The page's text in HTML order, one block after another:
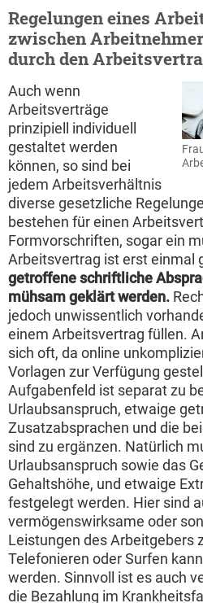
Regelungen eines
zwischen
durch den
Auch wenn
Arbeitsverträge
prinzipiell individuell
gestaltet werden
können, so sind bei
jedem Arbeitsverhältnis
diverse gesetzliche
bestehen für einen
Formvorschriften, sogar ein
Arbeitsvertrag ist erst einmal
getroffene schriftliche
mühsam geklärt werden.
jedoch unwissentlich
einem Arbeitsvertrag füllen.
sich oft, da online
Vorlagen zur Verfügung
Aufgabenfeld ist separat zu
Urlaubsanspruch, etwaige
Zusatzabsprachen und die
sind zu ergänzen. Natürlich
Urlaubsanspruch sowie das
Gehaltshöhe, und etwaige
festgelegt werden. Hier sind
vermögenswirksame oder
Leistungen des Arbeitgebers
Telefonieren oder Surfen
werden. Sinnvoll ist es auch
die Bezahlung im